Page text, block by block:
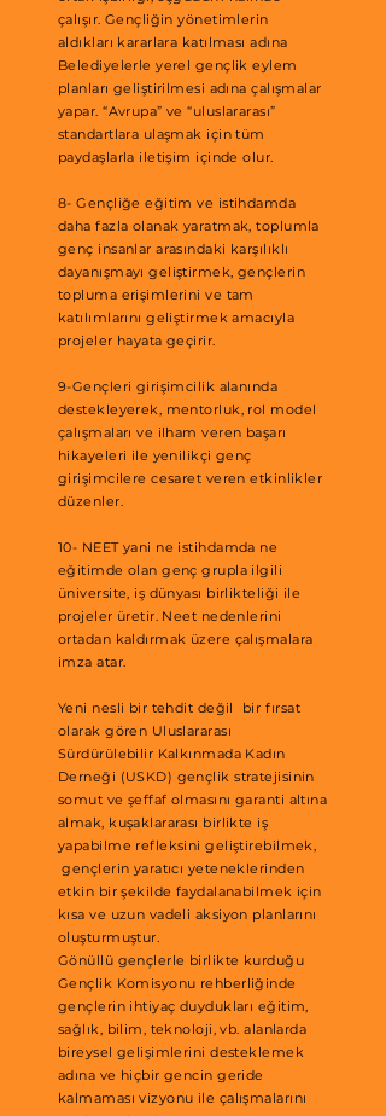
çalışır. Gençliğin yönetimlerin
aldıkları kararlara katılması adına
Belediyelerle yerel gençlik eylem
planları geliştirilmesi adına çalışmalar
yapar. “Avrupa” ve “uluslararası”
standartlara ulaşmak için tüm
paydaşlarla iletişim içinde olur.
8- Gençliğe eğitim ve istihdamda
daha fazla olanak yaratmak, toplumla
genç insanlar arasındaki karşılıklı
dayanışmayı geliştirmek, gençlerin
topluma erişimlerini ve tam
katılımlarını geliştirmek amacıyla
projeler hayata geçirir.
9-Gençleri girişimcilik alanında
destekleyerek, mentorluk, rol model
çalışmaları ve ilham veren başarı
hikayeleri ile yenilikçi genç
girişimcilere cesaret veren etkinlikler
düzenler.
10- NEET yani ne istihdamda ne
eğitimde olan genç grupla ilgili
üniversite, iş dünyası birlikteliği ile
projeler üretir. Neet nedenlerini
ortadan kaldırmak üzere çalışmalara
imza atar.
Yeni nesli bir tehdit değil bir fırsat
olarak gören Uluslararası
Sürdürülebilir Kalkınmada Kadın
Derneği (USKD) gençlik stratejisinin
somut ve şeffaf olmasını garanti altına
almak, kuşaklararası birlikte iş
yapabilme refleksini geliştirebilmek,
gençlerin yaratıcı yeteneklerinden
etkin bir şekilde faydalanabilmek için
kısa ve uzun vadeli aksiyon planlarını
oluşturmuştur.
Gönüllü gençlerle birlikte kurduğu
Gençlik Komisyonu rehberliğinde
gençlerin ihtiyaç duydukları eğitim,
sağlık, bilim, teknoloji, vb. alanlarda
bireysel gelişimlerini desteklemek
adına ve hiçbir gencin geride
kalmaması vizyonu ile çalışmalarını